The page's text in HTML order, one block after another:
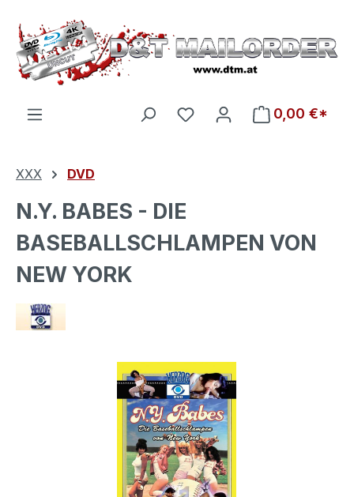
Zum Hauptinhalt springen
Du hast 0 Produkte auf
0,00 €*
XXX DVD
N.Y. BABES - DIE
BASEBALLSCHLAMPEN VON
NEW YORK
Bildergalerie überspringen